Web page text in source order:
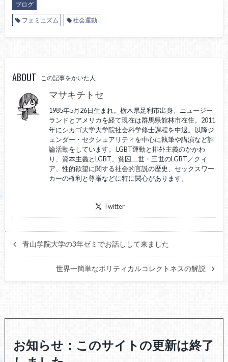
ブログ
フェミニズム
社会運動
ABOUT この記事をかいた人
マサキチトセ
1985年5月26日生まれ。栃木県足利市出身、ニュージー
ランドとアメリカを経て現在は群馬県館林市在住。2011
年にシカゴ大学大学院社会科学修士課程を中退。以降ジ
ェンダー・セクシュアリティを中心に執筆や講演など評
論活動をしています。 LGBT運動と排外主義のかかわ
り、資本主義とLGBT、貧困二世・三世のLGBT／クィ
ア、性的欲望に関する社会的言説の歴史、セックスワー
カーの権利と尊厳などに特に関心があります。
Twitter
青山学院大学の3年ゼミでお話しして来ました
世界一簡単なポリティカルコレクトネスの解説
お知らせ：このサイトの更新は終了